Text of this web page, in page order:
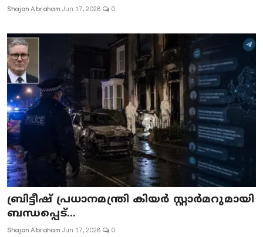
Shajan Abraham Jun 17, 2026 0
ബ്രിട്ടീഷ് പ്രധാനമന്ത്രി കിയർ സ്റ്റാർമറുമായി
ബന്ധപ്പെട്...
Shajan Abraham Jun 17, 2026 0